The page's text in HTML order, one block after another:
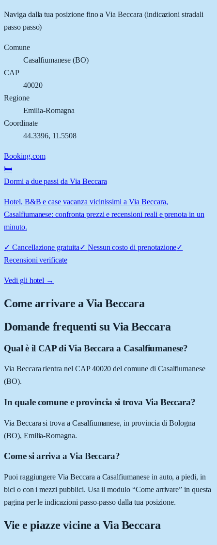
Naviga dalla tua posizione fino aVia Beccara (indicazioni stradali
passo passo)
Comune
Casalfiumanese (BO)
CAP
40020
Regione
Emilia-Romagna
Coordinate
44.3396, 11.5508
Booking.com
🛏️
Dormi a due passi da Via Beccara
Hotel, B&B e case vacanza vicinissimi a Via Beccara,
Casalfiumanese: confronta prezzi e recensioni reali e prenota in un
minuto.
✓ Cancellazione gratuita✓ Nessun costo di prenotazione✓
Recensioni verificate
Vedi gli hotel →
Come arrivare aVia Beccara
Domande frequenti su Via Beccara
Qual è il CAP di Via Beccara a Casalfiumanese?
Via Beccara rientra nel CAP 40020 del comune di Casalfiumanese
(BO).
In quale comune e provincia si trova Via Beccara?
Via Beccara si trova a Casalfiumanese, in provincia di Bologna
(BO), Emilia-Romagna.
Come si arriva a Via Beccara?
Puoi raggiungere Via Beccara a Casalfiumanese in auto, a piedi, in
bici o con i mezzi pubblici. Usa il modulo “Come arrivare” in questa
pagina per le indicazioni passo-passo dalla tua posizione.
Vie e piazze vicine a Via Beccara